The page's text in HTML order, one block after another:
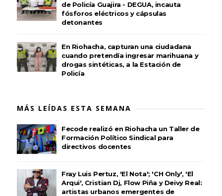
de Policía Guajira - DEGUA, incauta
fósforos eléctricos y cápsulas
detonantes
En Riohacha, capturan una ciudadana
cuando pretendía ingresar marihuana y
drogas sintéticas, a la Estación de
Policía
MÁS LEÍDAS ESTA SEMANA
Fecode realizó en Riohacha un Taller de
Formación Político Sindical para
directivos docentes
Fray Luis Pertuz, 'El Nota'; 'CH Only', 'El
Arqui', Cristian Dj, Flow Piña y Deivy Real:
artistas urbanos emergentes de